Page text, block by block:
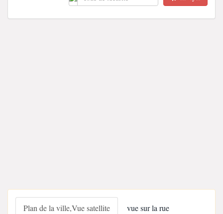
Plan de la ville,Vue satellite vue sur la rue